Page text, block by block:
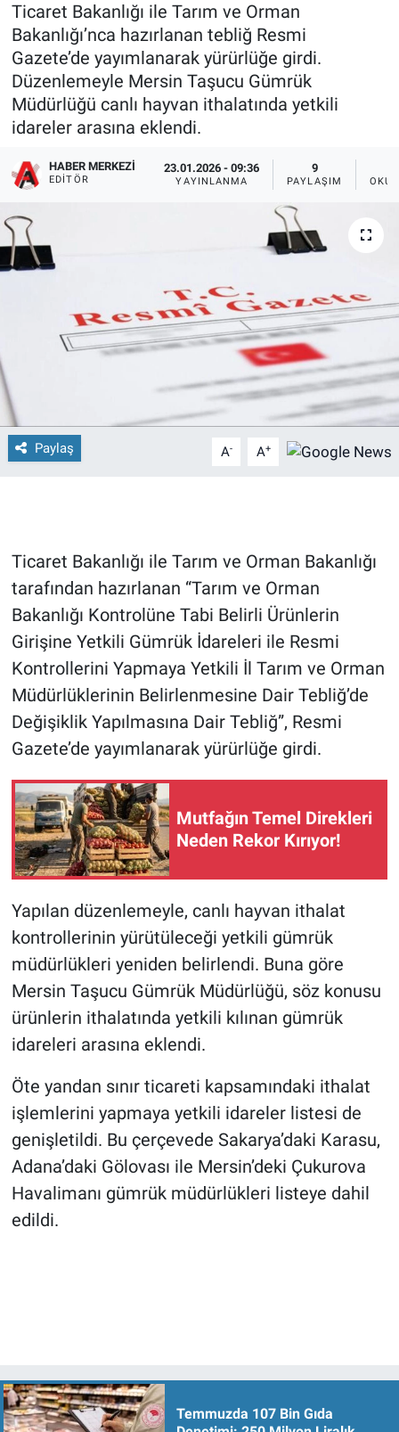
Ticaret Bakanlığı ile Tarım ve Orman
Bakanlığı’nca hazırlanan tebliğ Resmi
Gazete’de yayımlanarak yürürlüğe girdi.
Düzenlemeyle Mersin Taşucu Gümrük
Müdürlüğü canlı hayvan ithalatında yetkili
idareler arasına eklendi.
HABER MERKEZI
EDITÖR
23.01.2026 - 09:36
YAYINLANMA
9
PAYLAŞIM
Paylaş A- A+
Ticaret Bakanlığı ile Tarım ve Orman Bakanlığı
tarafından hazırlanan “Tarım ve Orman
Bakanlığı Kontrolüne Tabi Belirli Ürünlerin
Girişine Yetkili Gümrük İdareleri ile Resmi
Kontrollerini Yapmaya Yetkili İl Tarım ve Orman
Müdürlüklerinin Belirlenmesine Dair Tebliğ’de
Değişiklik Yapılmasına Dair Tebliğ”, Resmi
Gazete’de yayımlanarak yürürlüğe girdi.
Mutfağın Temel Direkleri
Neden Rekor Kırıyor!
Yapılan düzenlemeyle, canlı hayvan ithalat
kontrollerinin yürütüleceği yetkili gümrük
müdürlükleri yeniden belirlendi. Buna göre
Mersin Taşucu Gümrük Müdürlüğü, söz konusu
ürünlerin ithalatında yetkili kılınan gümrük
idareleri arasına eklendi.
Öte yandan sınır ticareti kapsamındaki ithalat
işlemlerini yapmaya yetkili idareler listesi de
genişletildi. Bu çerçevede Sakarya’daki Karasu,
Adana’daki Gölovası ile Mersin’deki Çukurova
Havalimanı gümrük müdürlükleri listeye dahil
edildi.
Temmuzda 107 Bin Gıda